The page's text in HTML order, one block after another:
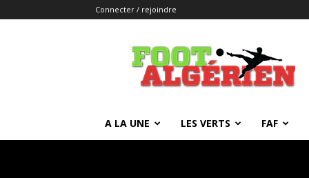
Connecter / rejoindre
FOOTALGERIEN
A LA UNE LES VERTS FAF